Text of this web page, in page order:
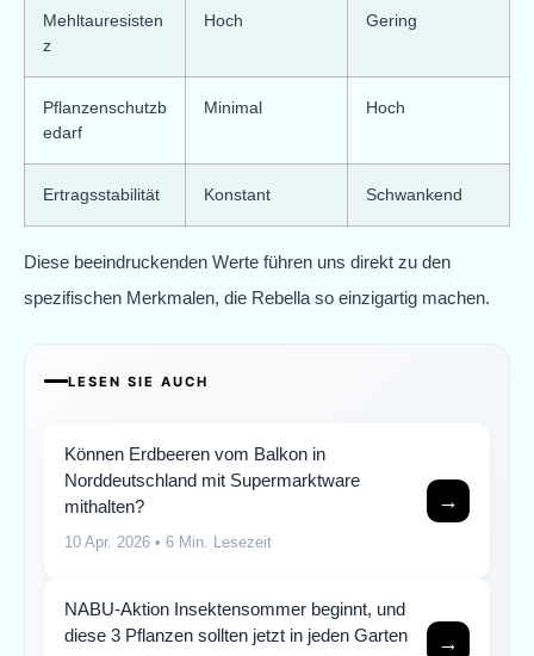
Mehltauresisten
z
Hoch Gering
Pflanzenschutzb
edarf
Minimal Hoch
Ertragsstabilität Konstant Schwankend
Diese beeindruckenden Werte führen uns direkt zu den
spezifischen Merkmalen, die Rebella so einzigartig machen.
LESEN SIE AUCH
Können Erdbeeren vom Balkon in
Norddeutschland mit Supermarktware
mithalten?
10 Apr. 2026 • 6 Min. Lesezeit
→
NABU-Aktion Insektensommer beginnt, und
diese 3 Pflanzen sollten jetzt in jeden Garten
→